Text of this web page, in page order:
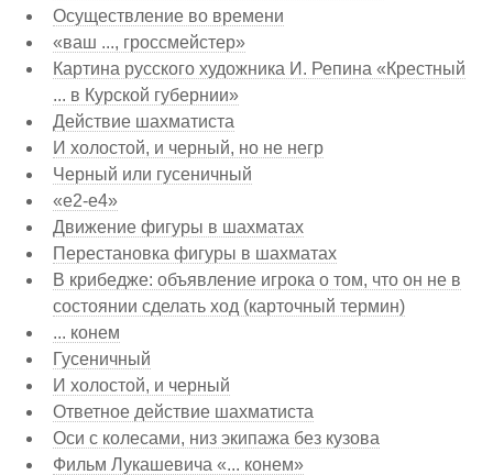
Осуществление во времени
«ваш ..., гроссмейстер»
Картина русского художника И. Репина «Крестный
... в Курской губернии»
Действие шахматиста
И холостой, и черный, но не негр
Черный или гусеничный
«e2-e4»
Движение фигуры в шахматах
Перестановка фигуры в шахматах
В крибедже: объявление игрока о том, что он не в
состоянии сделать ход (карточный термин)
... конем
Гусеничный
И холостой, и черный
Ответное действие шахматиста
Оси с колесами, низ экипажа без кузова
Фильм Лукашевича «... конем»